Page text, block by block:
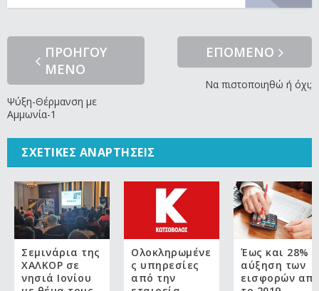
ΠΡΟΗΓΟΥ
ΜΕΝΟ
Ψύξη-Θέρμανση με
Αμμωνία-1
ΕΠΟΜΕΝΟ
Να πιστοποιηθώ ή όχι;
ΣΧΕΤΙΚΈΣ ΑΝΑΡΤΉΣΕΙΣ
Σεμινάρια της
ΧΑΛΚΟΡ σε
νησιά Ιονίου
Ολοκληρωμένε
ς υπηρεσίες
από την
Έως και 28% η
αύξηση των
εισφορών